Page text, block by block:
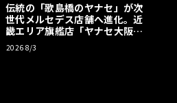
伝統の「歌島橋のヤナセ」が次
世代メルセデス店舗へ進化。近
畿エリア旗艦店「ヤナセ大阪支
店」がリニューアル
2026 8/3